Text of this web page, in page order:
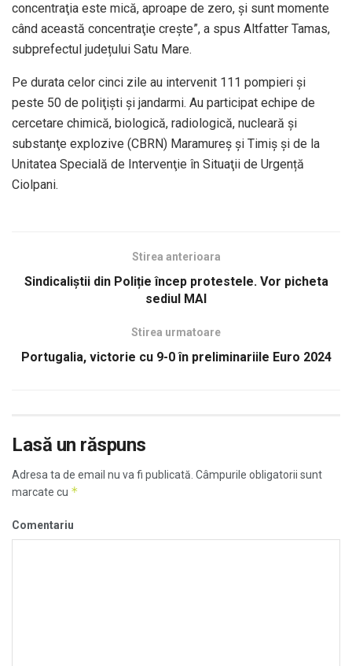
concentraţia este mică, aproape de zero, şi sunt momente
când această concentraţie creşte”, a spus Altfatter Tamas,
subprefectul județului Satu Mare.
Pe durata celor cinci zile au intervenit 111 pompieri şi
peste 50 de poliţişti şi jandarmi. Au participat echipe de
cercetare chimică, biologică, radiologică, nucleară şi
substanţe explozive (CBRN) Maramureş şi Timiş şi de la
Unitatea Specială de Intervenţie în Situaţii de Urgență
Ciolpani.
Stirea anterioara
Sindicaliștii din Poliție încep protestele. Vor picheta
sediul MAI
Stirea urmatoare
Portugalia, victorie cu 9-0 în preliminariile Euro 2024
Lasă un răspuns
Adresa ta de email nu va fi publicată. Câmpurile obligatorii sunt
marcate cu *
Comentariu